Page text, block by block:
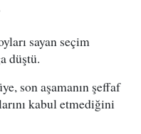
sayan seçim
düştü.
son aşamanın şeffaf
kabul etmediğini